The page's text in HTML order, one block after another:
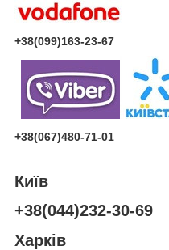
+38(099)163-23-67
+38(067)480-71-01
Київ
+38(044)232-30-69
Харків